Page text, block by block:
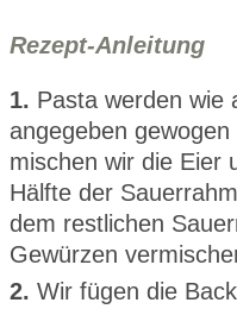
Rezept-Anleitung
1. Pasta werden wie
angegeben
mischen wir die Eier
Hälfte der
dem restlichen
Gewürzen
2. Wir fügen die